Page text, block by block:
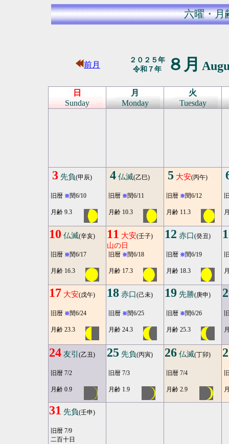
六曜・月
前月
２０２５年
令和７年
８月
日
Sunday
月
Monday
火
Tuesday
3 先負(甲辰)
旧暦 ※閏6/10
月齢 9.3
4 仏滅(乙巳)
旧暦 ※閏6/11
月齢 10.3
5 大安(丙午)
旧暦 ※閏6/12
月齢 11.3
10 仏滅(辛亥)
旧暦 ※閏6/17
月齢 16.3
11 大安(壬子)
山の日
旧暦 ※閏6/18
月齢 17.3
12 赤口(癸丑)
旧暦 ※閏6/19
月齢 18.3
17 大安(戊午)
旧暦 ※閏6/24
月齢 23.3
18 赤口(己未)
旧暦 ※閏6/25
月齢 24.3
19 先勝(庚申)
旧暦 ※閏6/26
月齢 25.3
24 友引 (乙丑)
旧暦 7/2
月齢 0.9
25 先負(丙寅)
旧暦 7/3
月齢 1.9
26 仏滅(丁卯)
旧暦 7/4
月齢 2.9
31 先負(壬申)
旧暦 7/9
二百十日